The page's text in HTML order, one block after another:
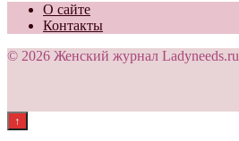
О сайте
Контакты
© 2026 Женский журнал Ladyneeds.ru